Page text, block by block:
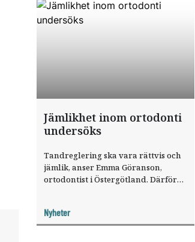
Jämlikhet inom ortodonti
undersöks
Tandreglering ska vara rättvis och
jämlik, anser Emma Göranson,
ortodontist i Östergötland. Därför
Nyheter